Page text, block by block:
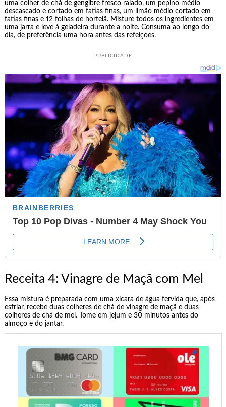
uma colher de chá de gengibre fresco ralado, um pepino médio
descascado e cortado em fatias finas, um limão médio cortado em
fatias finas e 12 folhas de hortelã. Misture todos os ingredientes em
uma jarra e leve à geladeira durante a noite. Consuma ao longo do
dia, de preferência uma hora antes das refeições.
PUBLICIDADE
Receita 4: Vinagre de Maçã com Mel
Essa mistura é preparada com uma xícara de água fervida que, após
esfriar, recebe duas colheres de chá de vinagre de maçã e duas
colheres de chá de mel. Tome em jejum e 30 minutos antes do
almoço e do jantar.